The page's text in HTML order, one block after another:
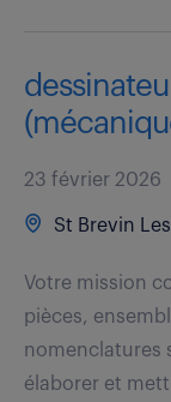
23 février 2026
St Brevin
Votre mission
pièces,
nomenclatures
élaborer et